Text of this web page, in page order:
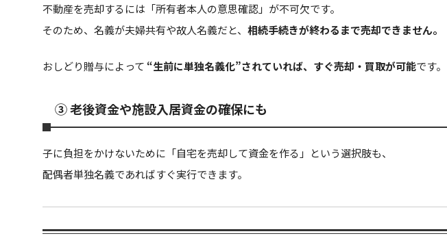
不動産を売却するには「所有者本人の意思確認」が不可欠です。
そのため、名義が夫婦共有や故人名義だと、 相続手続きが終わるまで売却できません。
おしどり贈与によって “生前に単独名義化”されていれば、すぐ売却・買取が可能です。
③ 老後資金や施設入居資金の確保にも
子に負担をかけないために「自宅を売却して資金を作る」という選択肢も、
配偶者単独名義であればすぐ実行できます。